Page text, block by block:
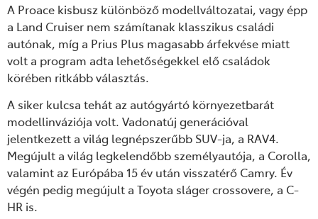
A Proace kisbusz különböző modellváltozatai, vagy épp
a Land Cruiser nem számítanak klasszikus családi
autónak, míg a Prius Plus magasabb árfekvése miatt
volt a program adta lehetőségekkel elő családok
körében ritkább választás.
A siker kulcsa tehát az autógyártó környezetbarát
modellinváziója volt. Vadonatúj generációval
jelentkezett a világ legnépszerűbb SUV-ja, a RAV4.
Megújult a világ legkelendőbb személyautója, a Corolla,
valamint az Európába 15 év után visszatérő Camry. Év
végén pedig megújult a Toyota sláger crossovere, a C-
HR is.